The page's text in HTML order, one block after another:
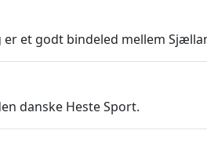
et godt bindeled mellem
danske Heste Sport.